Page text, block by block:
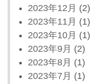
2023年12月 (2)
2023年11月 (1)
2023年10月 (1)
2023年9月 (2)
2023年8月 (1)
2023年7月 (1)